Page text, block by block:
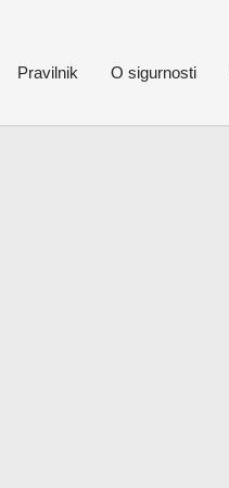
Pravilnik O sigurnosti